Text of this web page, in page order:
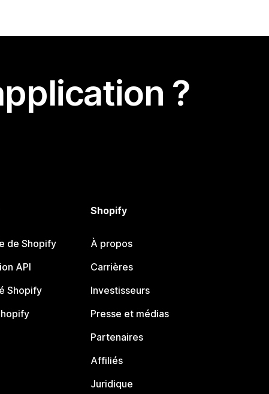
?
de Shopify
API
Shopify
Shopify
À propos
Carrières
Investisseurs
Presse et médias
Partenaires
Affiliés
Juridique